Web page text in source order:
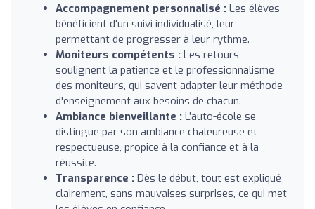
Accompagnement personnalisé : Les élèves
bénéficient d'un suivi individualisé, leur
permettant de progresser à leur rythme.
Moniteurs compétents : Les retours
soulignent la patience et le professionnalisme
des moniteurs, qui savent adapter leur méthode
d'enseignement aux besoins de chacun.
Ambiance bienveillante : L’auto-école se
distingue par son ambiance chaleureuse et
respectueuse, propice à la confiance et à la
réussite.
Transparence : Dès le début, tout est expliqué
clairement, sans mauvaises surprises, ce qui met